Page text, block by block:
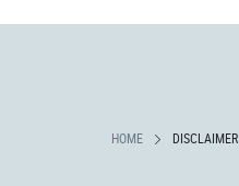
HOME DISCLAIMER